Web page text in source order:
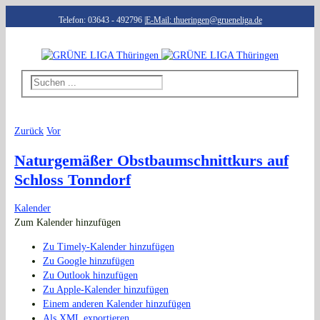
Telefon: 03643 - 492796 E-Mail: thueringen@grueneliga.de
Zurück Vor
Naturgemäßer Obstbaumschnittkurs auf
Schloss Tonndorf
Kalender
Zum Kalender hinzufügen
Zu Timely-Kalender hinzufügen
Zu Google hinzufügen
Zu Outlook hinzufügen
Zu Apple-Kalender hinzufügen
Einem anderen Kalender hinzufügen